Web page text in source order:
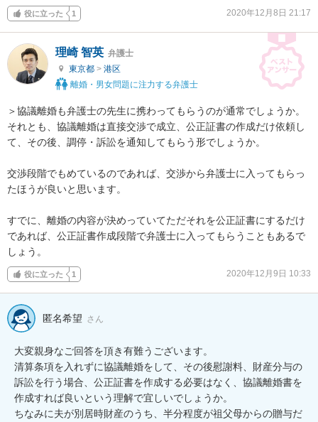
役に立った 1 2020年12月8日 21:17
理崎 智英 弁護士
東京都 > 港区
離婚・男女問題に注力する弁護士
＞協議離婚も弁護士の先生に携わってもらうのが通常でしょうか。
それとも、協議離婚は直接交渉で成立、公正証書の作成だけ依頼し
て、その後、調停・訴訟を通知してもらう形でしょうか。
交渉段階でもめているのであれば、交渉から弁護士に入ってもらっ
たほうが良いと思います。
すでに、離婚の内容が決めっていてただそれを公正証書にするだけ
であれば、公正証書作成段階で弁護士に入ってもらうこともあるで
しょう。
役に立った 1 2020年12月9日 10:33
匿名希望 さん
大変親身なご回答を頂き有難うございます。
清算条項を入れずに協議離婚をして、その後慰謝料、財産分与の
訴訟を行う場合、公正証書を作成する必要はなく、協議離婚書を
作成すれば良いという理解で宜しいでしょうか。
ちなみに夫が別居時財産のうち、半分程度が祖父母からの贈与だ